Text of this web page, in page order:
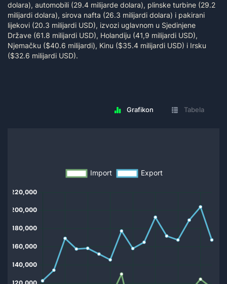
dolara), automobili (29.4 milijarde dolara), plinske turbine (29.2
milijardi dolara), sirova nafta (26.3 milijardi dolara) i pakirani
lijekovi (20.3 milijardi USD), izvozi uglavnom u Sjedinjene
Države (61.8 milijardi USD), Holandiju (41,9 milijardi USD),
Njemačku ($40.6 milijardi), Kinu ($35.4 milijardi USD) i Irsku
($32.6 milijardi USD).
Grafikon Tabela